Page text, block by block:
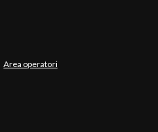
Area operatori